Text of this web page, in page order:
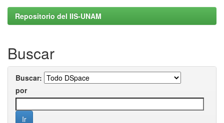
Repositorio del IIS-UNAM
Buscar
Buscar:
por